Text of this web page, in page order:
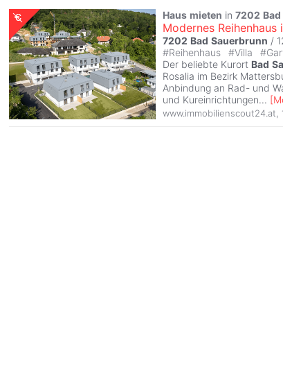
Haus mieten in 7202 Bad
Modernes Reihenhaus
7202 Bad Sauerbrunn /
#Reihenhaus #Villa #
Der beliebte Kurort Bad
Rosalia im Bezirk
Anbindung an Rad- und
und Kureinrichtungen... [
www.immobilienscout24.at